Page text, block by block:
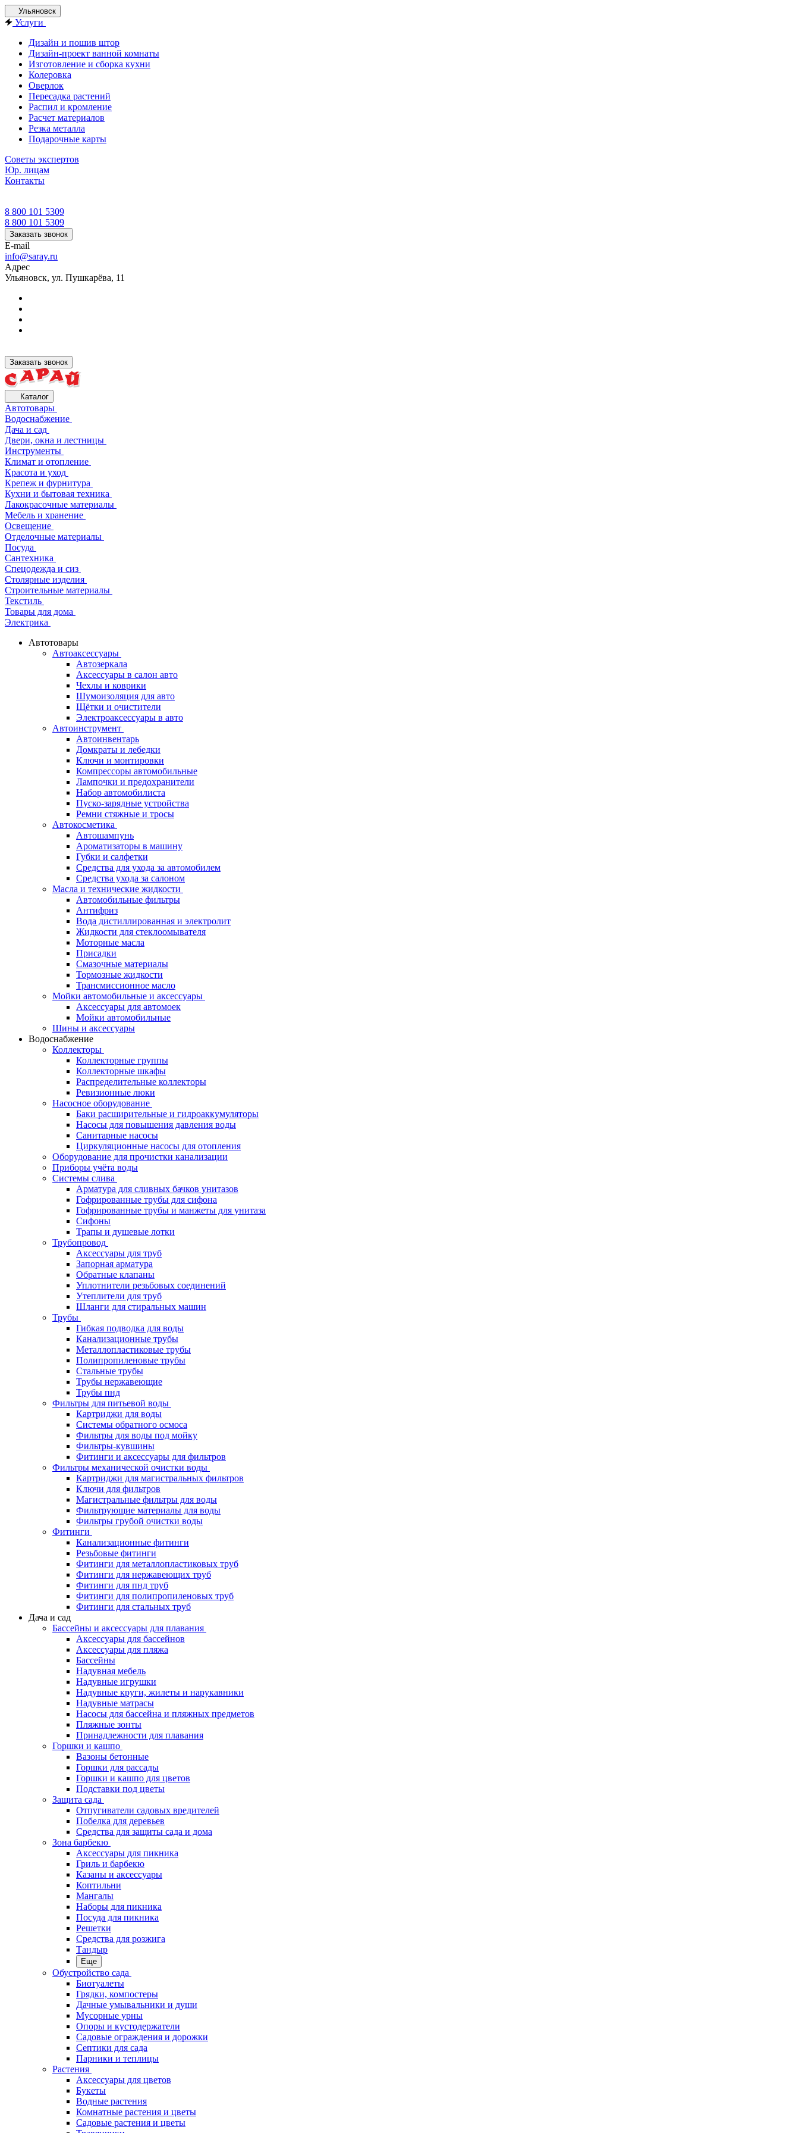
Ульяновск
Услуги
Дизайн и пошив штор
Дизайн-проект ванной комнаты
Изготовление и сборка кухни
Колеровка
Оверлок
Пересадка растений
Распил и кромление
Расчет материалов
Резка металла
Подарочные карты
Советы экспертов
Юр. лицам
Контакты
8 800 101 5309
8 800 101 5309
Заказать звонок
E-mail
info@saray.ru
Адрес
Ульяновск, ул. Пушкарёва, 11
Заказать звонок
Каталог
Автотовары
Водоснабжение
Дача и сад
Двери, окна и лестницы
Инструменты
Климат и отопление
Красота и уход
Крепеж и фурнитура
Кухни и бытовая техника
Лакокрасочные материалы
Мебель и хранение
Освещение
Отделочные материалы
Посуда
Сантехника
Спецодежда и сиз
Столярные изделия
Строительные материалы
Текстиль
Товары для дома
Электрика
Автотовары
Автоаксессуары
Автозеркала
Аксессуары в салон авто
Чехлы и коврики
Шумоизоляция для авто
Щётки и очистители
Электроаксессуары в авто
Автоинструмент
Автоинвентарь
Домкраты и лебедки
Ключи и монтировки
Компрессоры автомобильные
Лампочки и предохранители
Набор автомобилиста
Пуско-зарядные устройства
Ремни стяжные и тросы
Автокосметика
Автошампунь
Ароматизаторы в машину
Губки и салфетки
Средства для ухода за автомобилем
Средства ухода за салоном
Масла и технические жидкости
Автомобильные фильтры
Антифриз
Вода дистиллированная и электролит
Жидкости для стеклоомывателя
Моторные масла
Присадки
Смазочные материалы
Тормозные жидкости
Трансмиссионное масло
Мойки автомобильные и аксессуары
Аксессуары для автомоек
Мойки автомобильные
Шины и аксессуары
Водоснабжение
Коллекторы
Коллекторные группы
Коллекторные шкафы
Распределительные коллекторы
Ревизионные люки
Насосное оборудование
Баки расширительные и гидроаккумуляторы
Насосы для повышения давления воды
Санитарные насосы
Циркуляционные насосы для отопления
Оборудование для прочистки канализации
Приборы учёта воды
Системы слива
Арматура для сливных бачков унитазов
Гофрированные трубы для сифона
Гофрированные трубы и манжеты для унитаза
Сифоны
Трапы и душевые лотки
Трубопровод
Аксессуары для труб
Запорная арматура
Обратные клапаны
Уплотнители резьбовых соединений
Утеплители для труб
Шланги для стиральных машин
Трубы
Гибкая подводка для воды
Канализационные трубы
Металлопластиковые трубы
Полипропиленовые трубы
Стальные трубы
Трубы нержавеющие
Трубы пнд
Фильтры для питьевой воды
Картриджи для воды
Системы обратного осмоса
Фильтры для воды под мойку
Фильтры-кувшины
Фитинги и аксессуары для фильтров
Фильтры механической очистки воды
Картриджи для магистральных фильтров
Ключи для фильтров
Магистральные фильтры для воды
Фильтрующие материалы для воды
Фильтры грубой очистки воды
Фитинги
Канализационные фитинги
Резьбовые фитинги
Фитинги для металлопластиковых труб
Фитинги для нержавеющих труб
Фитинги для пнд труб
Фитинги для полипропиленовых труб
Фитинги для стальных труб
Дача и сад
Бассейны и аксессуары для плавания
Аксессуары для бассейнов
Аксессуары для пляжа
Бассейны
Надувная мебель
Надувные игрушки
Надувные круги, жилеты и нарукавники
Надувные матрасы
Насосы для бассейна и пляжных предметов
Пляжные зонты
Принадлежности для плавания
Горшки и кашпо
Вазоны бетонные
Горшки для рассады
Горшки и кашпо для цветов
Подставки под цветы
Защита сада
Отпугиватели садовых вредителей
Побелка для деревьев
Средства для защиты сада и дома
Зона барбекю
Аксессуары для пикника
Гриль и барбекю
Казаны и аксессуары
Коптильни
Мангалы
Наборы для пикника
Посуда для пикника
Решетки
Средства для розжига
Тандыр
Еще
Обустройство сада
Биотуалеты
Грядки, компостеры
Дачные умывальники и души
Мусорные урны
Опоры и кустодержатели
Садовые ограждения и дорожки
Септики для сада
Парники и теплицы
Растения
Аксессуары для цветов
Букеты
Водные растения
Комнатные растения и цветы
Садовые растения и цветы